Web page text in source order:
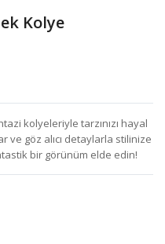
Kolye
kolyeleriyle tarzınızı hayal
ve göz alıcı detaylarla stilinize
bir görünüm elde edin!